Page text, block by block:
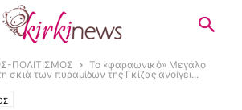
ΠΟΛΙΤΙΣΜΟΣ
Το «φαραωνικό» Μεγάλο
σκιά των πυραμίδων της Γκίζας ανοίγει...